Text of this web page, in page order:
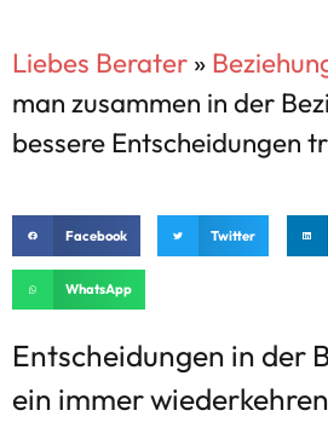
Liebes Berater »
man zusammen in der
bessere Entscheidungen
Facebook Twitter
WhatsApp
Entscheidungen in der
ein immer